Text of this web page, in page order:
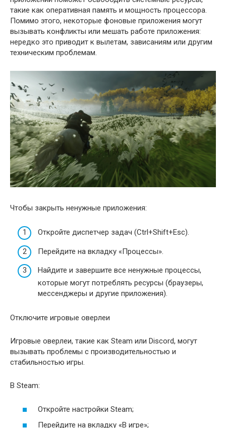
такие как оперативная память и мощность процессора.
Помимо этого, некоторые фоновые приложения могут
вызывать конфликты или мешать работе приложения:
нередко это приводит к вылетам, зависаниям или другим
техническим проблемам.
Чтобы закрыть ненужные приложения:
Откройте диспетчер задач (Ctrl+Shift+Esc).
Перейдите на вкладку «Процессы».
Найдите и завершите все ненужные процессы,
которые могут потреблять ресурсы (браузеры,
мессенджеры и другие приложения).
Отключите игровые оверлеи
Игровые оверлеи, такие как Steam или Discord, могут
вызывать проблемы с производительностью и
стабильностью игры.
В Steam:
Откройте настройки Steam;
Перейдите на вкладку «В игре»;